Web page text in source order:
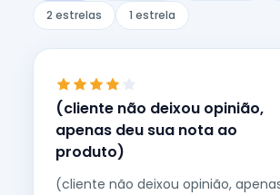
2 estrelas
1 estrela
(cliente não deixou opinião,
apenas deu sua nota ao
produto)
(cliente não deixou opinião,